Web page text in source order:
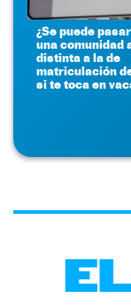
¿Se puede
una comunidad
distinta a la de
matriculación
si te toca en